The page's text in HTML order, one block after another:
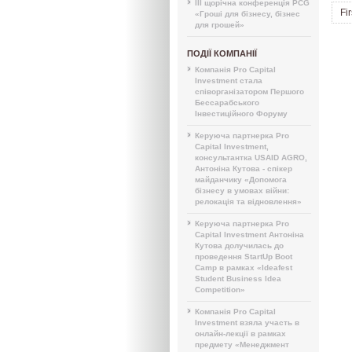
III щорічна конференція PCG
«Гроші для бізнесу, бізнес
для грошей»
ПОДІЇ КОМПАНІЇ
Компанія Pro Capital
Investment стала
співорганізатором Першого
Бессарабського
Інвестиційного Форуму
Керуюча партнерка Pro
Capital Investment,
консультантка USAID AGRO,
Антоніна Кутова - спікер
майданчику «Допомога
бізнесу в умовах війни:
релокація та відновлення»
Керуюча партнерка Pro
Capital Investment Антоніна
Кутова долучилась до
проведення StartUp Boot
Camp в рамках «Ideafest
Student Business Idea
Competition»
Компанія Pro Capital
Investment взяла участь в
онлайн-лекції в рамках
предмету «Менеджмент